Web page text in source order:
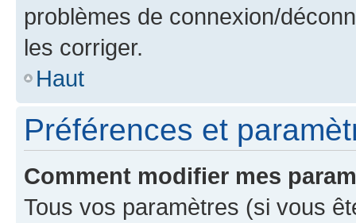
problèmes de connexion/
les corriger.
Haut
Préférences et
Comment modifier mes
Tous vos paramètres (si vous